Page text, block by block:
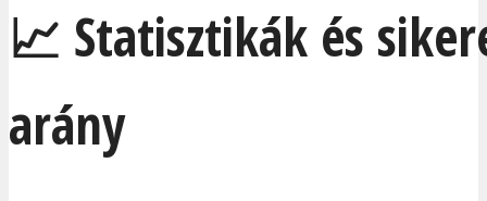
📈 Statisztikák és
arány